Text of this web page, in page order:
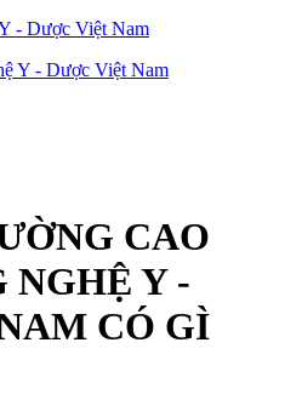
- Dược Việt Nam
CAO
NGHỆ Y -
CÓ GÌ